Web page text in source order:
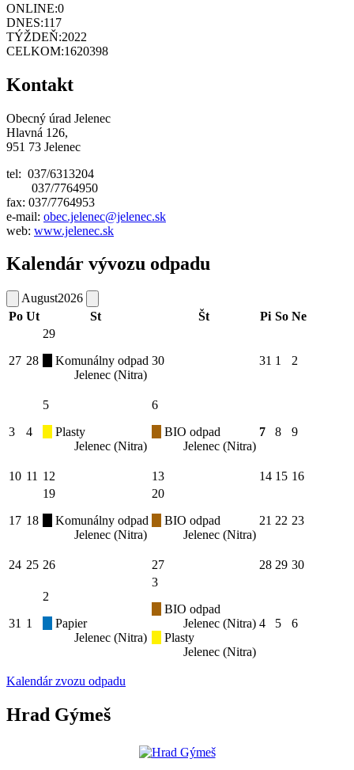
ONLINE:0
DNES:117
TÝŽDEŇ:2022
CELKOM:1620398
Kontakt
Obecný úrad Jelenec
Hlavná 126,
951 73 Jelenec
tel: 037/6313204
037/7764950
fax: 037/7764953
e-mail: obec.jelenec@jelenec.sk
web: www.jelenec.sk
Kalendár vývozu odpadu
August2026
Po Ut St Št Pi So Ne
27 28
29
Komunálny odpad
Jelenec (Nitra)
30 31 1 2
3 4
5
Plasty
Jelenec (Nitra)
6
BIO odpad
Jelenec (Nitra)
7 8 9
10 11 12 13 14 15 16
17 18
19
Komunálny odpad
Jelenec (Nitra)
20
BIO odpad
Jelenec (Nitra)
21 22 23
24 25 26 27 28 29 30
31 1
2
Papier
Jelenec (Nitra)
3
BIO odpad
Jelenec (Nitra)
Plasty
Jelenec (Nitra)
4 5 6
Kalendár zvozu odpadu
Hrad Gýmeš